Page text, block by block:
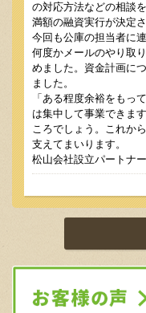
の対応方法などの相談
満額の融資実行が決定さ
今回も公庫の担当者に
何度かメールのやり取
めました。資金計画に
ました。
「ある程度余裕をもっ
は集中して事業できま
ころでしょう。これか
支えてまいります。
松山会社設立パート